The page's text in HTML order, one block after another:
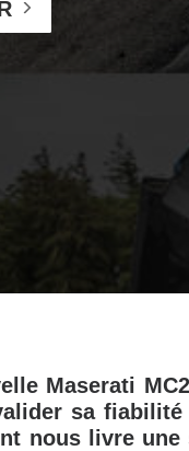
Maserati
sa
nous livre une